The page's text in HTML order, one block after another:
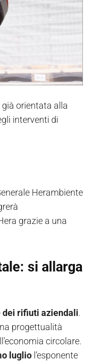
già orientata alla
interventi di
Herambiente
grazie a una
si allarga
dei rifiuti aziendali.
progettualità
circolare.
luglio l’esponente